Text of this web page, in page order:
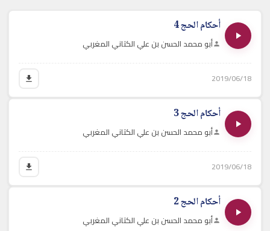
أحكام الحج 4
أبو محمد الحسن بن علي الكتاني المغربي
2019/06/18
أحكام الحج 3
أبو محمد الحسن بن علي الكتاني المغربي
2019/06/18
أحكام الحج 2
أبو محمد الحسن بن علي الكتاني المغربي